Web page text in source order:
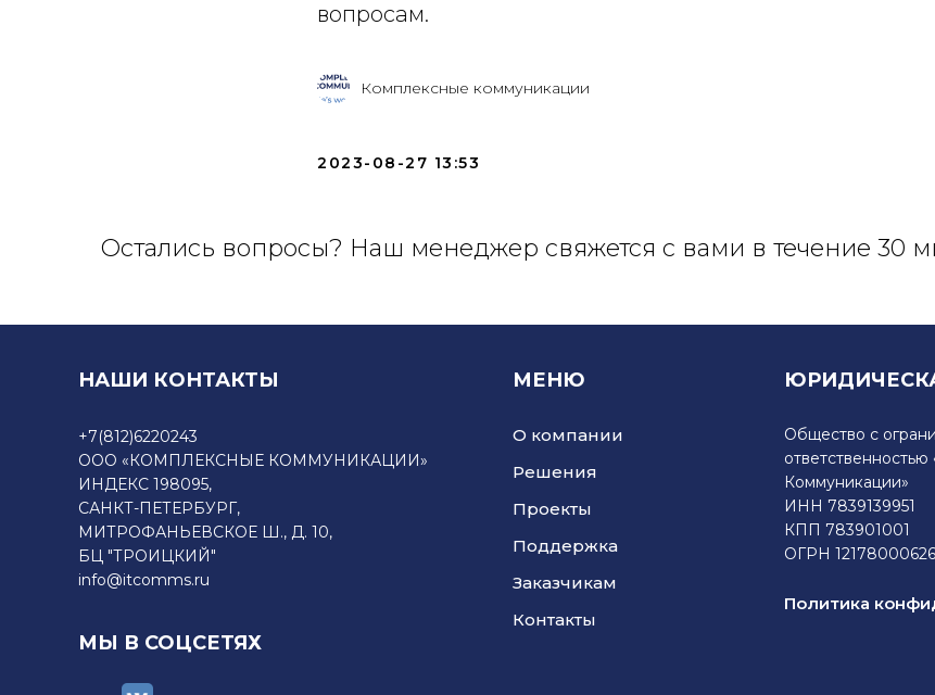
вопросам.
Комплексные коммуникации
2023-08-27 13:53
Остались вопросы? Наш менеджер свяжется с вами в течение 30
НАШИ КОНТАКТЫ МЕНЮ
+7(812)6220243
ООО «КОМПЛЕКСНЫЕ КОММУНИКАЦИИ»
ИНДЕКС 198095,
САНКТ-ПЕТЕРБУРГ,
МИТРОФАНЬЕВСКОЕ Ш., Д. 10,
БЦ "ТРОИЦКИЙ"
info@itcomms.ru
Общество с
Коммуникации»
ИНН 7839139951
КПП 783901001
ОГРН
О компании
Решения
Проекты
МЫ В СОЦСЕТЯХ
Поддержка
Заказчикам
Контакты
Политика